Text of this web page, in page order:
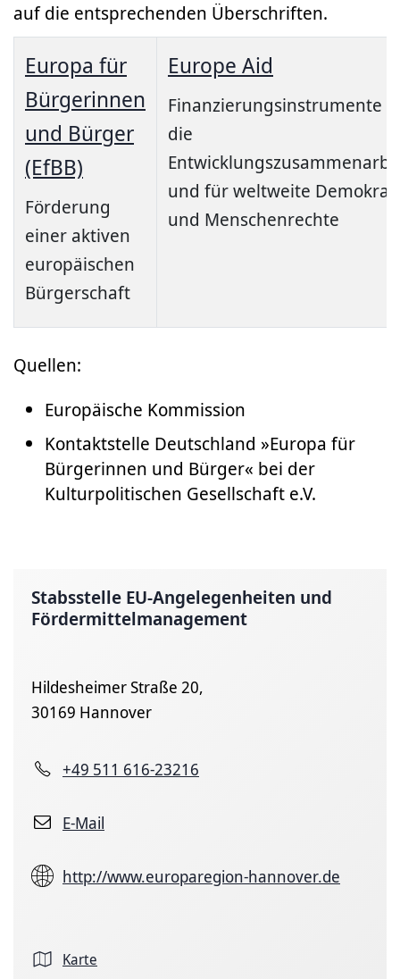
auf die entsprechenden Überschriften.
Europa für
Bürgerinnen
und Bürger
(EfBB)
Förderung
einer aktiven
europäischen
Bürgerschaft
Europe Aid
Finanzierungsinstrumente
die
und für weltweite
und Menschenrechte
Quellen:
Europäische Kommission
Kontaktstelle Deutschland »Europa für
Bürgerinnen und Bürger« bei der
Kulturpolitischen Gesellschaft e.V.
Stabsstelle EU-Angelegenheiten und
Fördermittelmanagement
Hildesheimer Straße 20,
30169 Hannover
+49 511 616-23216
E-Mail
http://www.europaregion-hannover.de
Karte